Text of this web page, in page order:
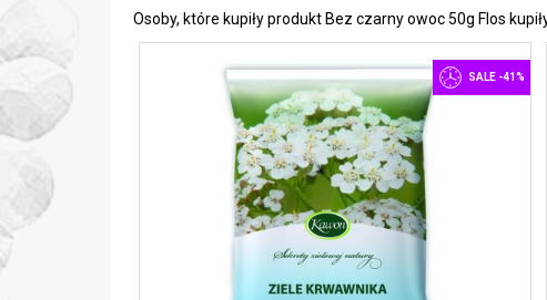
Osoby, które kupiły produkt Bez czarny owoc 50g Flos
SALE -41%